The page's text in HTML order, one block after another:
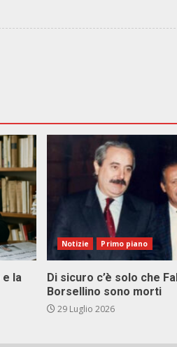
e la
Notizie Primo piano
Di sicuro c’è solo che
Borsellino sono morti
29 Luglio 2026